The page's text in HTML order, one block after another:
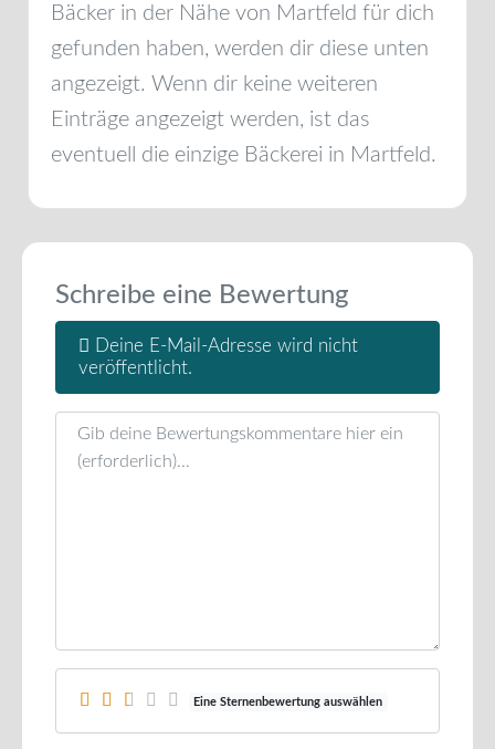
Bäcker in der Nähe von Martfeld für dich
gefunden haben, werden dir diese unten
angezeigt. Wenn dir keine weiteren
Einträge angezeigt werden, ist das
eventuell die einzige Bäckerei in Martfeld.
Schreibe eine Bewertung
Deine E-Mail-Adresse wird nicht
veröffentlicht.
Rezensionstext
Eine Sternenbewertung auswählen